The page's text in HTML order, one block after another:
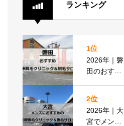
ランキング
1位
2026年｜磐
田のおすす
＆脱毛サロ
ン全8選
2位
2026年｜大
宮でメンズ